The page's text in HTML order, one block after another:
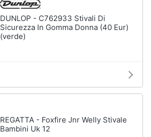
DUNLOP - C762933 Stivali Di
Sicurezza In Gomma Donna (40 Eur)
(verde)
REGATTA - Foxfire Jnr Welly Stivale
Bambini Uk 12